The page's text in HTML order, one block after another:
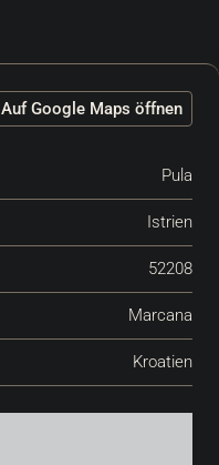
Auf Google Maps öffnen
Pula
Istrien
52208
Marcana
Kroatien